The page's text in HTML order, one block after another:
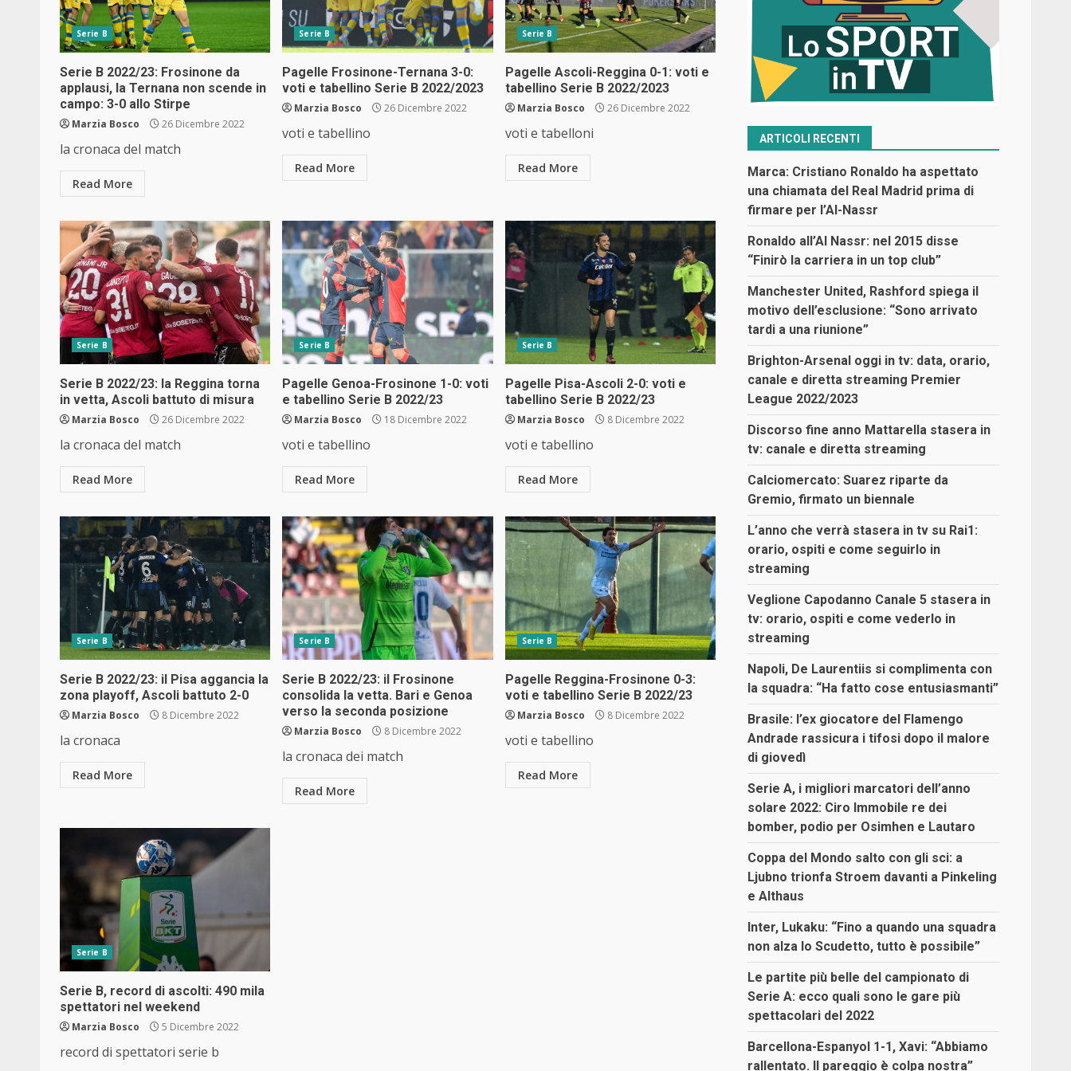
Serie B
Serie B 2022/23: Frosinone da
applausi, la Ternana non scende in
campo: 3-0 allo Stirpe
Marzia Bosco 26 Dicembre 2022
la cronaca del match
Read More
Serie B
Pagelle Frosinone-Ternana 3-0:
voti e tabellino Serie B 2022/2023
Marzia Bosco 26 Dicembre 2022
voti e tabellino
Read More
Serie B
Pagelle Ascoli-Reggina 0-1: voti e
tabellino Serie B 2022/2023
Marzia Bosco 26 Dicembre 2022
voti e tabelloni
Read More
Serie B
Serie B 2022/23: la Reggina torna
in vetta, Ascoli battuto di misura
Marzia Bosco 26 Dicembre 2022
la cronaca del match
Read More
Serie B
Pagelle Genoa-Frosinone 1-0: voti
e tabellino Serie B 2022/23
Marzia Bosco 18 Dicembre 2022
voti e tabellino
Read More
Serie B
Pagelle Pisa-Ascoli 2-0: voti e
tabellino Serie B 2022/23
Marzia Bosco 8 Dicembre 2022
voti e tabellino
Read More
Serie B
Serie B 2022/23: il Pisa aggancia la
zona playoff, Ascoli battuto 2-0
Marzia Bosco 8 Dicembre 2022
la cronaca
Read More
Serie B
Serie B 2022/23: il Frosinone
consolida la vetta. Bari e Genoa
verso la seconda posizione
Marzia Bosco 8 Dicembre 2022
la cronaca dei match
Read More
Serie B
Pagelle Reggina-Frosinone 0-3:
voti e tabellino Serie B 2022/23
Marzia Bosco 8 Dicembre 2022
voti e tabellino
Read More
Serie B
Serie B, record di ascolti: 490 mila
spettatori nel weekend
Marzia Bosco 5 Dicembre 2022
record di spettatori serie b
ARTICOLI RECENTI
Marca: Cristiano Ronaldo ha aspettato
una chiamata del Real Madrid prima di
firmare per l’Al-Nassr
Ronaldo all’Al Nassr: nel 2015 disse
“Finirò la carriera in un top club”
Manchester United, Rashford spiega il
motivo dell’esclusione: “Sono arrivato
tardi a una riunione”
Brighton-Arsenal oggi in tv: data, orario,
canale e diretta streaming Premier
League 2022/2023
Discorso fine anno Mattarella stasera in
tv: canale e diretta streaming
Calciomercato: Suarez riparte da
Gremio, firmato un biennale
L’anno che verrà stasera in tv su Rai1:
orario, ospiti e come seguirlo in
streaming
Veglione Capodanno Canale 5 stasera in
tv: orario, ospiti e come vederlo in
streaming
Napoli, De Laurentiis si complimenta con
la squadra: “Ha fatto cose entusiasmanti”
Brasile: l’ex giocatore del Flamengo
Andrade rassicura i tifosi dopo il malore
di giovedì
Serie A, i migliori marcatori dell’anno
solare 2022: Ciro Immobile re dei
bomber, podio per Osimhen e Lautaro
Coppa del Mondo salto con gli sci: a
Ljubno trionfa Stroem davanti a Pinkeling
e Althaus
Inter, Lukaku: “Fino a quando una squadra
non alza lo Scudetto, tutto è possibile”
Le partite più belle del campionato di
Serie A: ecco quali sono le gare più
spettacolari del 2022
Barcellona-Espanyol 1-1, Xavi: “Abbiamo
rallentato. Il pareggio è colpa nostra”